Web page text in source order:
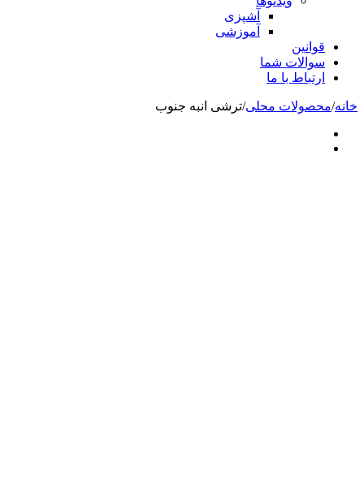
آشپزی
آموزشی
قوانین
سوالات شما
ارتباط با ما
خانه/محصولات محلی/ترشی انبه جنوب